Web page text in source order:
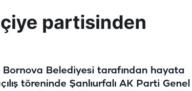
partisinden
Bornova Belediyesi tarafından hayata
töreninde Şanlıurfalı AK Parti Genel